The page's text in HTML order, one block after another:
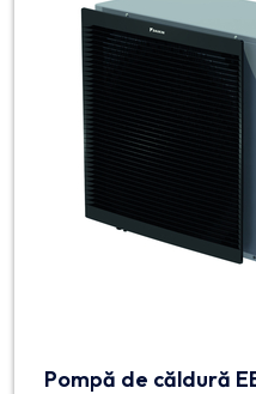
Pompă de căldură